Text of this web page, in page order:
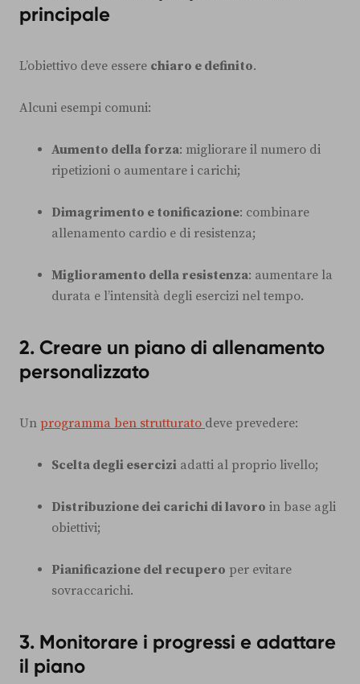
principale
L’obiettivo deve essere chiaro e definito.
Alcuni esempi comuni:
Aumento della forza: migliorare il numero di
ripetizioni o aumentare i carichi;
Dimagrimento e tonificazione: combinare
allenamento cardio e di resistenza;
Miglioramento della resistenza: aumentare la
durata e l’intensità degli esercizi nel tempo.
2. Creare un piano di allenamento
personalizzato
Un programma ben strutturato deve prevedere:
Scelta degli esercizi adatti al proprio livello;
Distribuzione dei carichi di lavoro in base agli
obiettivi;
Pianificazione del recupero per evitare
sovraccarichi.
3. Monitorare i progressi e adattare
il piano